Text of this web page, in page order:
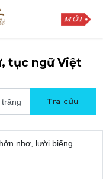
tục ngữ Việt
nhơ, lười biếng.